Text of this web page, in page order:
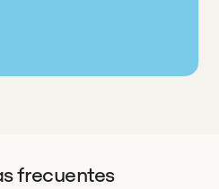
frecuentes